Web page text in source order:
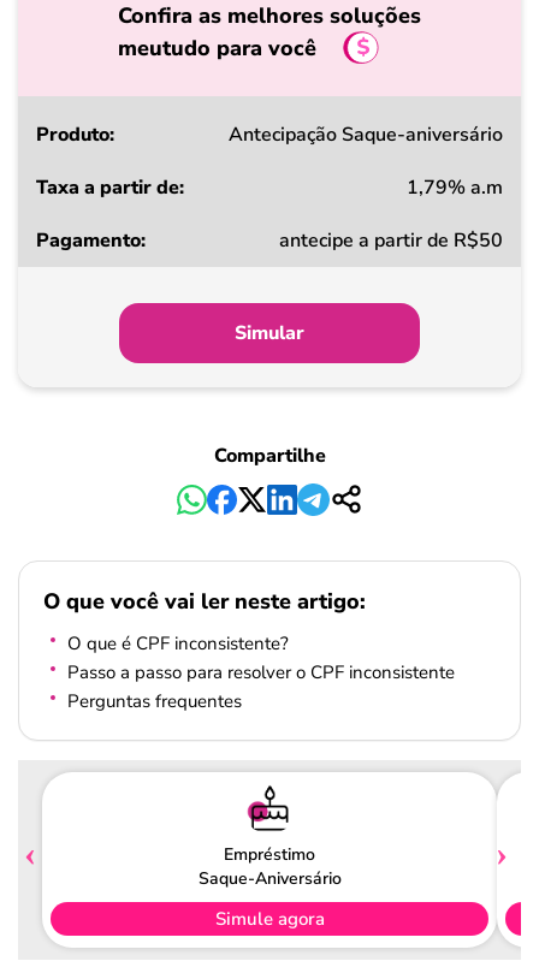
Confira as melhores soluções
meutudo para você
Produto
a
Pagamento
Antecipação Saque-aniversário
1,79% a.m
antecipe a partir de R$50
Simular
Compartilhe
O que você vai ler neste artigo:
O que é CPF inconsistente?
Passo a passo para resolver o CPF inconsistente
Perguntas frequentes
Empréstimo
Saque-Aniversário
Simule agora